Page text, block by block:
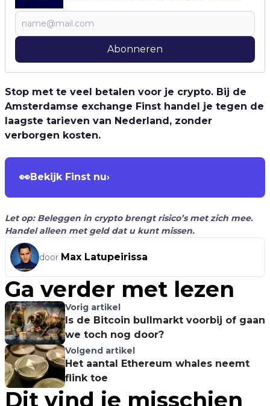
Abonneren
Stop met te veel betalen voor je crypto. Bij de
Amsterdamse exchange Finst handel je tegen de
laagste tarieven van Nederland, zonder
verborgen kosten.
👀Bekijk Finst nu›
Let op: Beleggen in crypto brengt risico’s met zich mee.
Handel alleen met geld dat u kunt missen.
door Max Latupeirissa
Ga verder met lezen
Vorig artikel
Is de Bitcoin bullmarkt voorbij of gaan
we toch nog door?
Volgend artikel
Het aantal Ethereum whales neemt
flink toe
Dit vind je misschien